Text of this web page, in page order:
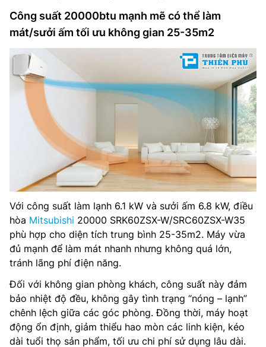
Công suất 20000btu mạnh mẽ có thể làm
mát/sưởi ấm tối ưu không gian 25-35m2
Với công suất làm lạnh 6.1 kW và sưởi ấm 6.8 kW, điều
hòa Mitsubishi 20000 SRK60ZSX-W/SRC60ZSX-W35
phù hợp cho diện tích trung bình 25-35m2. Máy vừa
đủ mạnh để làm mát nhanh nhưng không quá lớn,
tránh lãng phí điện năng.
Đối với không gian phòng khách, công suất này đảm
bảo nhiệt độ đều, không gây tình trạng “nóng – lạnh”
chênh lệch giữa các góc phòng. Đồng thời, máy hoạt
động ổn định, giảm thiểu hao mòn các linh kiện, kéo
dài tuổi thọ sản phẩm, tối ưu chi phí sử dụng lâu dài.